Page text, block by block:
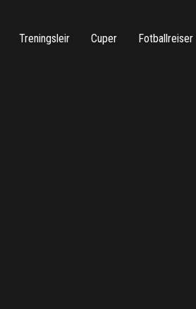
Treningsleir Cuper Fotballreiser